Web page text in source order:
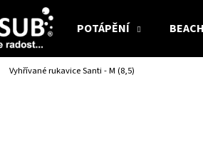
POTÁPĚNÍ
Vyhřívané rukavice Santi - M (8,5)